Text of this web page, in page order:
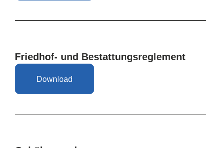
Friedhof- und Bestattungsreglement
Download